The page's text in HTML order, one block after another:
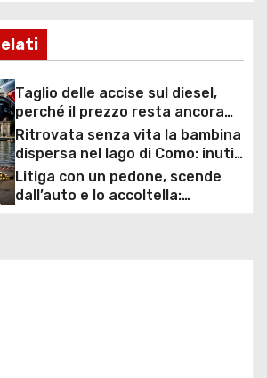
Taglio delle accise sul diesel,
perché il prezzo resta ancora
sopra i 2 euro nonostante lo
sconto deciso dal Governo
Ritrovata senza vita la bambina
dispersa nel lago di Como: inutili
ore di ricerche dei
sommozzatori
Litiga con un pedone, scende
dall’auto e lo accoltella: